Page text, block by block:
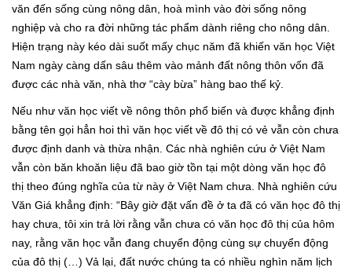
văn đến sống cùng nông dân, hoà mình vào đời sống nông
nghiệp và cho ra đời những tác phẩm dành riêng cho nông dân.
Hiện trạng này kéo dài suốt mấy chục năm đã khiến văn học Việt
Nam ngày càng dấn sâu thêm vào mảnh đất nông thôn vốn đã
được các nhà văn, nhà thơ “cày bừa” hàng bao thế kỷ.
Nếu như văn học viết về nông thôn phổ biến và được khẳng định
bằng tên gọi hẳn hoi thì văn học viết về đô thị có vẻ vẫn còn chưa
được định danh và thừa nhận. Các nhà nghiên cứu ở Việt Nam
vẫn còn băn khoăn liệu đã bao giờ tồn tại một dòng văn học đô
thị theo đúng nghĩa của từ này ở Việt Nam chưa. Nhà nghiên cứu
Văn Giá khẳng định: “Bây giờ đặt vấn đề ở ta đã có văn học đô thị
hay chưa, tôi xin trả lời rằng vẫn chưa có văn học đô thị của hôm
nay, rằng văn học vẫn đang chuyển động cùng sự chuyển động
của đô thị (…) Vả lại, đất nước chúng ta có nhiều nghìn năm lịch